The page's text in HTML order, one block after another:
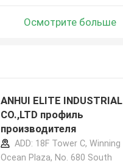
Осмотрите больше
ANHUI ELITE INDUSTRIAL
CO.,LTD профиль
производителя
ADD: 18F Tower C, Winning
Ocean Plaza, No. 680 South